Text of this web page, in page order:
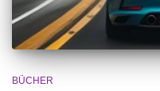
BÜCHER